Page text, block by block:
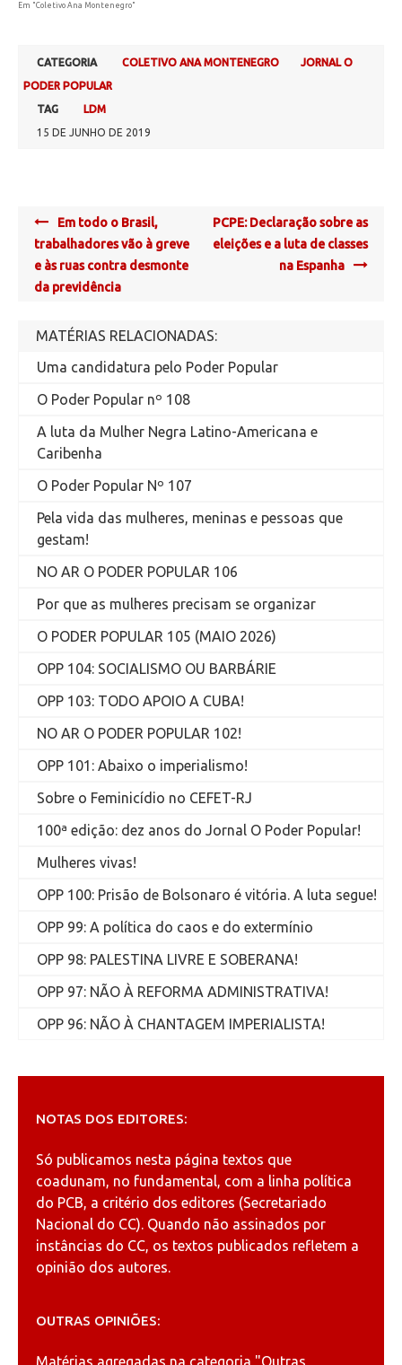
Em "Coletivo Ana Montenegro"
CATEGORIA COLETIVO ANA MONTENEGRO
JORNAL O
PODER POPULAR
TAG
LDM
15 DE JUNHO DE 2019
Post
navigation
Em todo o Brasil,
trabalhadores vão à greve
e às ruas contra desmonte
da previdência
PCPE: Declaração sobre as
eleições e a luta de classes
na Espanha
MATÉRIAS RELACIONADAS:
Uma candidatura pelo Poder Popular
O Poder Popular nº 108
A luta da Mulher Negra Latino-Americana e
Caribenha
O Poder Popular Nº 107
Pela vida das mulheres, meninas e pessoas que
gestam!
NO AR O PODER POPULAR 106
Por que as mulheres precisam se organizar
O PODER POPULAR 105 (MAIO 2026)
OPP 104: SOCIALISMO OU BARBÁRIE
OPP 103: TODO APOIO A CUBA!
NO AR O PODER POPULAR 102!
OPP 101: Abaixo o imperialismo!
Sobre o Feminicídio no CEFET-RJ
100ª edição: dez anos do Jornal O Poder Popular!
Mulheres vivas!
OPP 100: Prisão de Bolsonaro é vitória. A luta segue!
OPP 99: A política do caos e do extermínio
OPP 98: PALESTINA LIVRE E SOBERANA!
OPP 97: NÃO À REFORMA ADMINISTRATIVA!
OPP 96: NÃO À CHANTAGEM IMPERIALISTA!
NOTAS DOS EDITORES:
Só publicamos nesta página textos que
coadunam, no fundamental, com a linha política
do PCB, a critério dos editores (Secretariado
Nacional do CC). Quando não assinados por
instâncias do CC, os textos publicados refletem a
opinião dos autores.
OUTRAS OPINIÕES:
Matérias agregadas na categoria "Outras